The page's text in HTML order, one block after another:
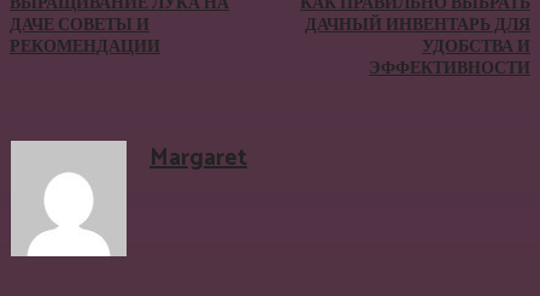
ДАЧЕ СОВЕТЫ И
РЕКОМЕНДАЦИИ
ДАЧНЫЙ ИНВЕНТАРЬ ДЛЯ
УДОБСТВА И
ЭФФЕКТИВНОСТИ
Margaret